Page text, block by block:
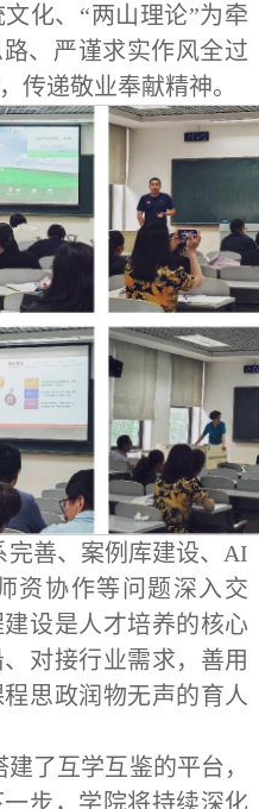
化、“两山理论”为牵
、严谨求实作风全过
传递敬业奉献精神。
完善、案例库建设、AI
资协作等问题深入交
设是人才培养的核心
对接行业需求，善用
思政润物无声的育人
了互学互鉴的平台，
步，学院将持续深化